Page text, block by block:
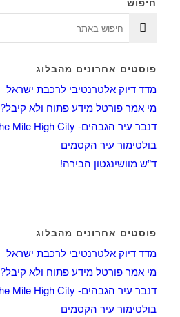
פוסטים אחרונים מהבלוג
מדד דיוק אלטרנטיבי לרכבת ישראל
מי אמר פורטל מידע פתוח ולא קיבל?
דנבר עיר הגבהים- The Mile High City
בולטימור עיר הקסמים
ד”ש מוושינגטון הבירה!
פוסטים אחרונים מהבלוג
מדד דיוק אלטרנטיבי לרכבת ישראל
מי אמר פורטל מידע פתוח ולא קיבל?
דנבר עיר הגבהים- The Mile High City
בולטימור עיר הקסמים